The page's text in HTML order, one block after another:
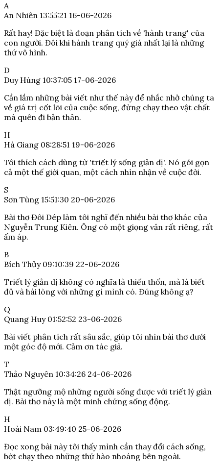
A
An Nhiên 13:55:21 16-06-2026
Rất hay! Đặc biệt là đoạn phân tích về 'hành trang' của
con người. Đôi khi hành trang quý giá nhất lại là những
thứ vô hình.
D
Duy Hùng 10:37:05 17-06-2026
Cần lắm những bài viết như thế này để nhắc nhở chúng ta
về giá trị cốt lõi của cuộc sống, đừng chạy theo vật chất
mà quên đi bản thân.
H
Hà Giang 08:28:51 19-06-2026
Tôi thích cách dùng từ 'triết lý sống giản dị'. Nó gói gọn
cả một thế giới quan, một cách nhìn nhận về cuộc đời.
S
Sơn Tùng 15:51:30 20-06-2026
Bài thơ Đôi Dép làm tôi nghĩ đến nhiều bài thơ khác của
Nguyễn Trung Kiên. Ông có một giọng văn rất riêng, rất
ấm áp.
B
Bích Thủy 09:10:39 22-06-2026
Triết lý giản dị không có nghĩa là thiếu thốn, mà là biết
đủ và hài lòng với những gì mình có. Đúng không ạ?
Q
Quang Huy 01:52:52 23-06-2026
Bài viết phân tích rất sâu sắc, giúp tôi nhìn bài thơ dưới
một góc độ mới. Cảm ơn tác giả.
T
Thảo Nguyên 10:34:26 24-06-2026
Thật ngưỡng mộ những người sống được với triết lý giản
dị. Bài thơ này là một minh chứng sống động.
H
Hoài Nam 03:49:40 25-06-2026
Đọc xong bài này tôi thấy mình cần thay đổi cách sống,
bớt chạy theo những thứ hào nhoáng bên ngoài.